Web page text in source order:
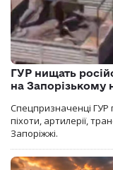
ГУР нищать
на Запорізькому
Спецпризначенці ГУР
піхоти, артилерії,
Запоріжжі.